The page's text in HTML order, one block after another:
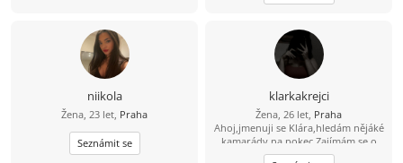
niikola
Žena, 23 let, Praha
Seznámit se
klarkakrejci
Žena, 26 let, Praha
Ahoj,jmenuji se Klára,hledám nějáké
kamarády na pokec.Zajímám se o
Asijskou kulturu,kreslení a čtení či